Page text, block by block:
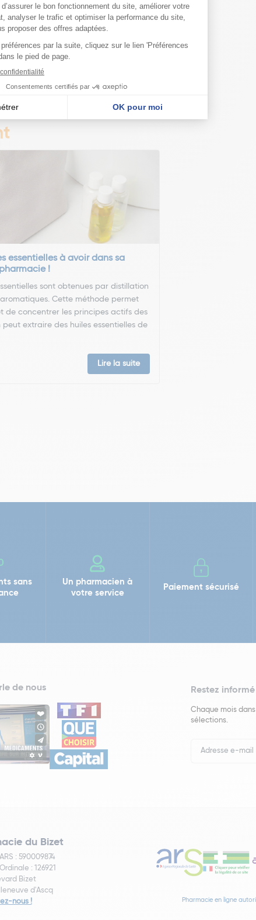
votre bien-être.
Alcohol**. Extrait CO2 naturellement titré en vanilline.
essentielles à avoir dans sa
!
sont obtenues par distillation
Cette méthode permet
de concentrer les principes actifs des
peut extraire des huiles essentielles de
Lire la suite
sans
Un pharmacien à
votre service
Paiement sécurisé
de nous Restez informé
Chaque mois
sélections.
Newsletter
du Bizet
: 590009874
: 126921
Bizet
d'Ascq
nous !
Pharmacie en ligne